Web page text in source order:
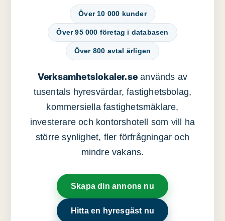
Över 10 000 kunder
Över 95 000 företag i databasen
Över 800 avtal årligen
Verksamhetslokaler.se används av
tusentals hyresvärdar, fastighetsbolag,
kommersiella fastighetsmäklare,
investerare och kontorshotell som vill ha
större synlighet, fler förfrågningar och
mindre vakans.
Skapa din annons nu
Hitta en hyresgäst nu